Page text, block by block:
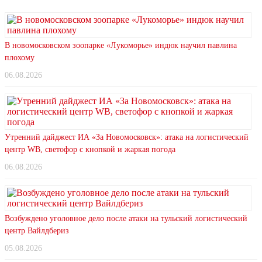
В новомосковском зоопарке «Лукоморье» индюк научил павлина
плохому
06.08.2026
Утренний дайджест ИА «За Новомосковск»: атака на логистический
центр WB, светофор с кнопкой и жаркая погода
06.08.2026
Возбуждено уголовное дело после атаки на тульский логистический
центр Вайлдбериз
05.08.2026